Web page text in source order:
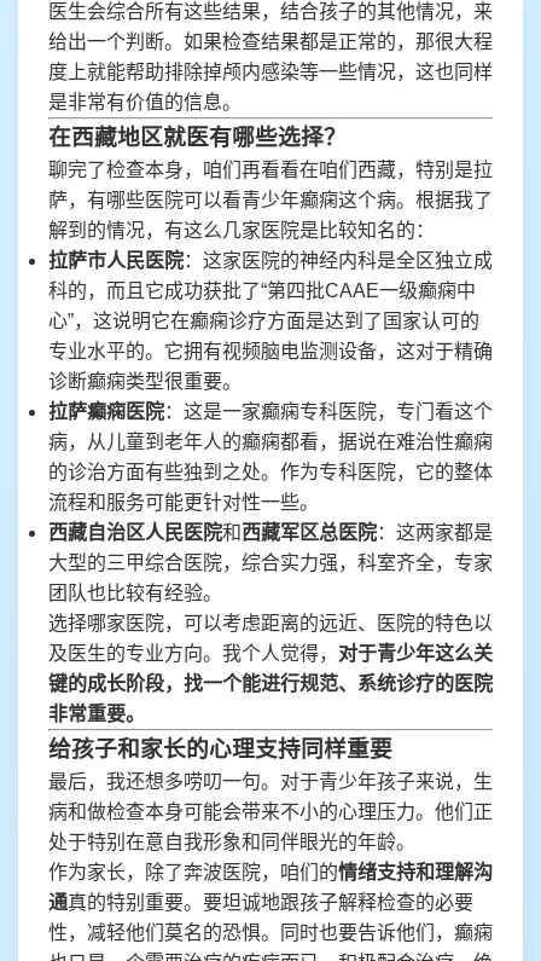
医生会综合所有这些结果，结合孩子的其他情况，来
给出一个判断。如果检查结果都是正常的，那很大程
度上就能帮助排除掉颅内感染等一些情况，这也同样
是非常有价值的信息。
在西藏地区就医有哪些选择？
聊完了检查本身，咱们再看看在咱们西藏，特别是拉
萨，有哪些医院可以看青少年癫痫这个病。根据我了
解到的情况，有这么几家医院是比较知名的：
拉萨市人民医院：这家医院的神经内科是全区独立成
科的，而且它成功获批了“第四批CAAE一级癫痫中
心”，这说明它在癫痫诊疗方面是达到了国家认可的
专业水平的。它拥有视频脑电监测设备，这对于精确
诊断癫痫类型很重要。
拉萨癫痫医院：这是一家癫痫专科医院，专门看这个
病，从儿童到老年人的癫痫都看，据说在难治性癫痫
的诊治方面有些独到之处。作为专科医院，它的整体
流程和服务可能更针对性一些。
西藏自治区人民医院和西藏军区总医院：这两家都是
大型的三甲综合医院，综合实力强，科室齐全，专家
团队也比较有经验。
选择哪家医院，可以考虑距离的远近、医院的特色以
及医生的专业方向。我个人觉得， 对于青少年这么关
键的成长阶段，找一个能进行规范、系统诊疗的医院
非常重要。
给孩子和家长的心理支持同样重要
最后，我还想多唠叨一句。对于青少年孩子来说，生
病和做检查本身可能会带来不小的心理压力。他们正
处于特别在意自我形象和同伴眼光的年龄。
作为家长，除了奔波医院，咱们的情绪支持和理解沟
通真的特别重要。要坦诚地跟孩子解释检查的必要
性，减轻他们莫名的恐惧。同时也要告诉他们，癫痫